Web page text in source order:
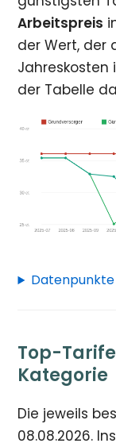
Arbeitspreis
der Wert, der
Jahreskosten
der Tabelle
Top-
Kategorie
Die jeweils
08.08.2026.